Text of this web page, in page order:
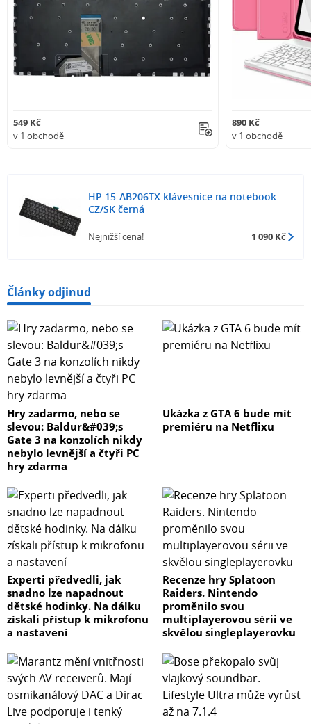
549 Kč
v 1 obchodě
890 Kč
v 1 obchodě
HP 15-AB206TX klávesnice na notebook
CZ/SK černá
Nejnižší cena! 1 090 Kč
Články odjinud
Hry zadarmo, nebo se
slevou: Baldur&#039;s
Gate 3 na konzolích nikdy
nebylo levnější a čtyři PC
hry zdarma
Ukázka z GTA 6 bude mít
premiéru na Netflixu
Experti předvedli, jak
snadno lze napadnout
dětské hodinky. Na dálku
získali přístup k mikrofonu
a nastavení
Recenze hry Splatoon
Raiders. Nintendo
proměnilo svou
multiplayerovou sérii ve
skvělou singleplayerovku